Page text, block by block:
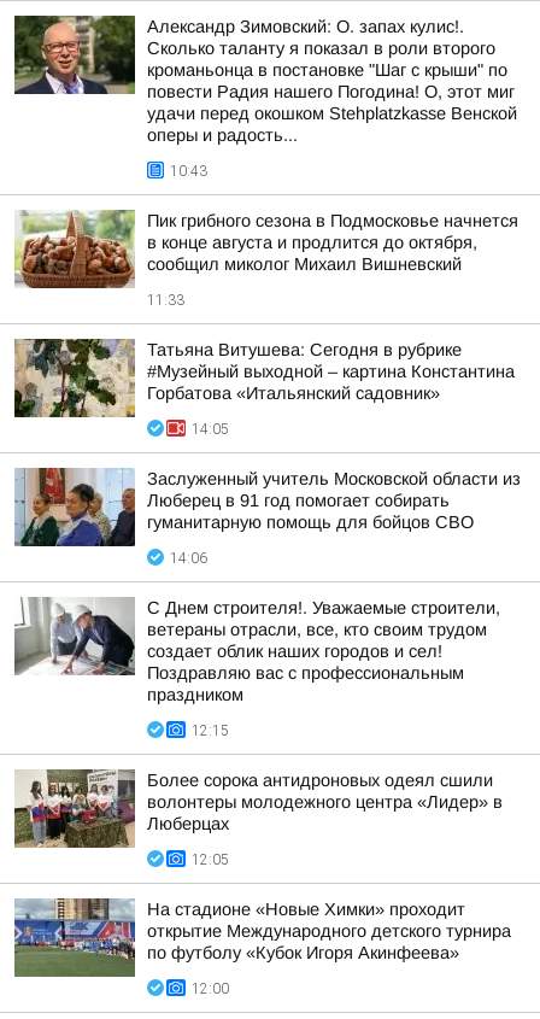
Александр Зимовский: О. запах кулис!.
Сколько таланту я показал в роли второго
кроманьонца в постановке "Шаг с крыши" по
повести Радия нашего Погодина! О, этот миг
удачи перед окошком Stehplatzkasse Венской
оперы и радость...
10:43
Пик грибного сезона в Подмосковье начнется
в конце августа и продлится до октября,
сообщил миколог Михаил Вишневский
11:33
Татьяна Витушева: Сегодня в рубрике
#Музейный выходной – картина Константина
Горбатова «Итальянский садовник»
14:05
Заслуженный учитель Московской области из
Люберец в 91 год помогает собирать
гуманитарную помощь для бойцов СВО
14:06
С Днем строителя!. Уважаемые строители,
ветераны отрасли, все, кто своим трудом
создает облик наших городов и сел!
Поздравляю вас с профессиональным
праздником
12:15
Более сорока антидроновых одеял сшили
волонтеры молодежного центра «Лидер» в
Люберцах
12:05
На стадионе «Новые Химки» проходит
открытие Международного детского турнира
по футболу «Кубок Игоря Акинфеева»
12:00